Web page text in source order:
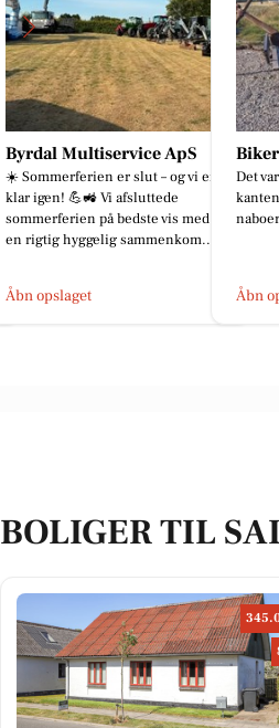
Bikers Rest
Det var vist lige tæt nok på
kanten... Tak til gode gæster og
naboer
Åbn opslaget
I/S
‼️ NY
Åbn
BOLIGER TIL